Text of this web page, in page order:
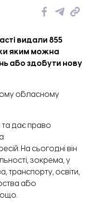
видали 855
яким можна
або здобути нову
обласному
дає право
На сьогодні він
зокрема, у
транспорту, освіти,
або